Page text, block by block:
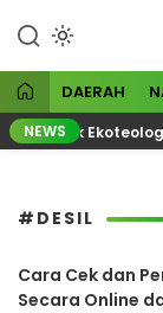
konten
DAERAH
NEWS
Tematik Ekoteologi
#DESIL
Cara Cek dan
Secara Online